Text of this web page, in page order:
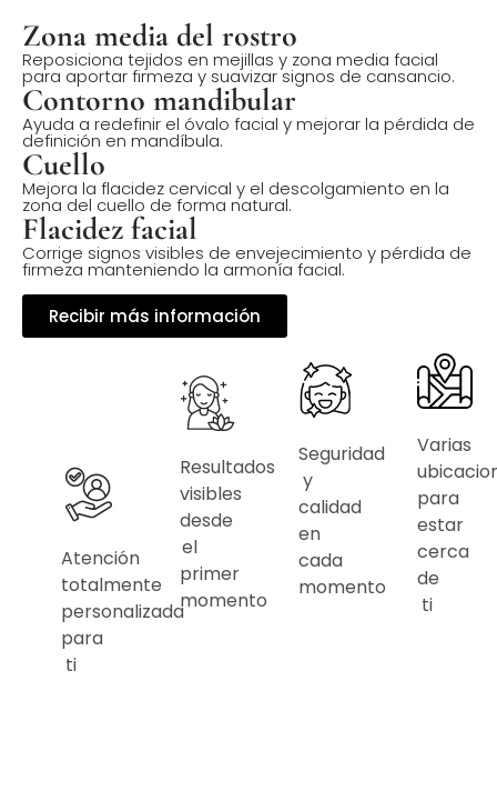
Zona media del rostro
Reposiciona tejidos en mejillas y zona media facial
para aportar firmeza y suavizar signos de cansancio.
Contorno mandibular
Ayuda a redefinir el óvalo facial y mejorar la pérdida de
definición en mandíbula.
Cuello
Mejora la flacidez cervical y el descolgamiento en la
zona del cuello de forma natural.
Flacidez facial
Corrige signos visibles de envejecimiento y pérdida de
firmeza manteniendo la armonía facial.
Recibir más información
Atención
totalmente
personalizada
para
ti
Resultados
visibles
desde
el
primer
momento
Seguridad
y
calidad
en
cada
momento
Varias
para
estar
cerca
de
ti